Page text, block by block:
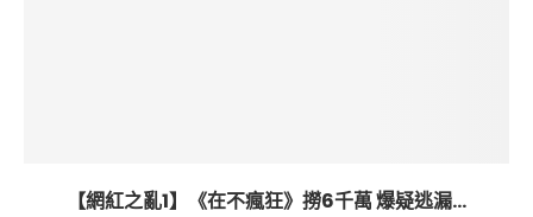
【網紅之亂1】《在不瘋狂》撈6千萬 爆疑逃漏...